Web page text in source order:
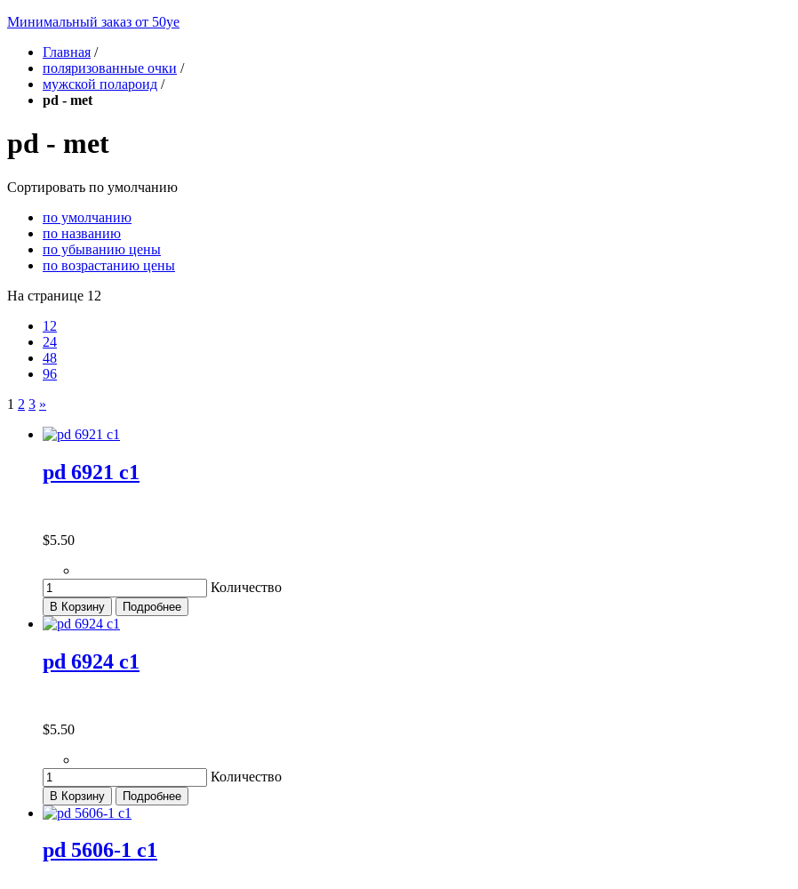
Минимальный заказ от 50уе
Главная /
поляризованные очки /
мужской полароид /
pd - met
pd - met
Сортировать по умолчанию
по умолчанию
по названию
по убыванию цены
по возрастанию цены
На странице 12
12
24
48
96
1 2 3 »
pd 6921 c1
$5.50
Количество
В Корзину Подробнее
pd 6924 c1
$5.50
Количество
В Корзину Подробнее
pd 5606-1 c1